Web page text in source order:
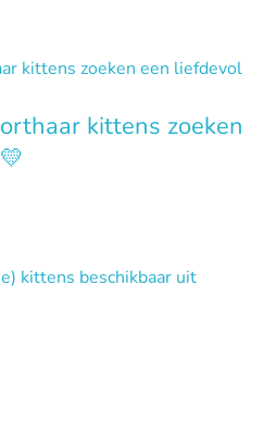
kittens zoeken
kittens beschikbaar uit